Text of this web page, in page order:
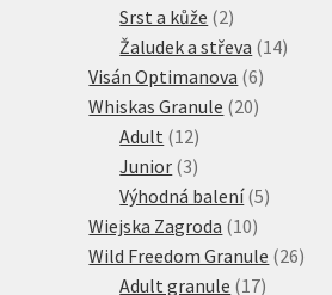
Srst a kůže 22
produkty
Žaludek a střeva 1414
Visán Optimanova 66
produktů
Whiskas Granule 2020
Adult 1212
produktů
Junior 33
produkty
Výhodná balení 55
Wiejska Zagroda 1010
produktů
Wild Freedom Granule 2626
Adult granule 1717